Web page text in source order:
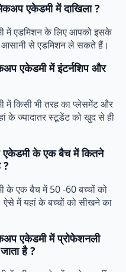
एकेडमी में दाखिला ?
में एडमिशन के लिए आपको इसके
आसानी से एडमिशन ले सकते हैं।
एकेडमी में इंटर्नशिप और
में किसी भी तरह का प्लेसमेंट और
के ज्यादातर स्टूडेंट को खुद से ही
एकेडमी के एक बैच में कितने
?
के एक बैच में 50 -60 बच्चों को
ऐसे में यहां के बच्चों को सीखने का
एकेडमी में प्रोफेशनली
है ?